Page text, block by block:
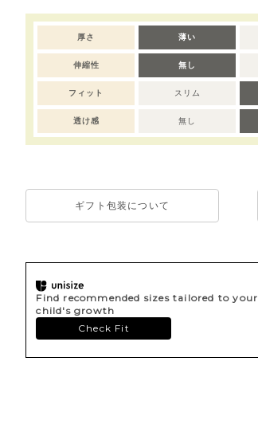
厚さ 薄い
伸縮性 無し
フィット スリム
透け感 無し
ギフト包装について
Find recommended sizes tailored to your
child's growth
Check Fit